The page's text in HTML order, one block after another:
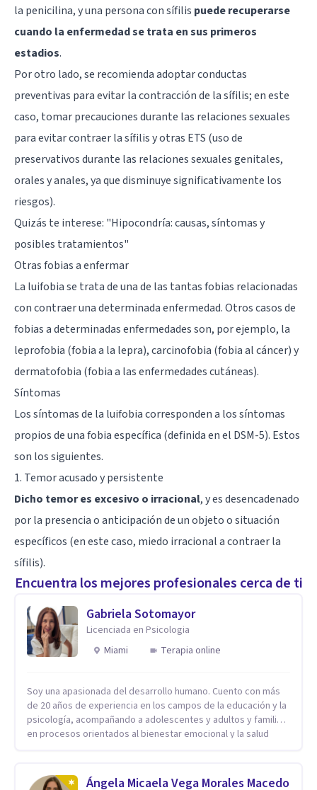
la penicilina, y una persona con sífilis puede recuperarse
cuando la enfermedad se trata en sus primeros
estadios.
Por otro lado, se recomienda adoptar conductas
preventivas para evitar la contracción de la sífilis; en este
caso, tomar precauciones durante las relaciones sexuales
para evitar contraer la sífilis y otras ETS (uso de
preservativos durante las relaciones sexuales genitales,
orales y anales, ya que disminuye significativamente los
riesgos).
Quizás te interese: "Hipocondría: causas, síntomas y
posibles tratamientos"
Otras fobias a enfermar
La luifobia se trata de una de las tantas fobias relacionadas
con contraer una determinada enfermedad. Otros casos de
fobias a determinadas enfermedades son, por ejemplo, la
leprofobia (fobia a la lepra), carcinofobia (fobia al cáncer) y
dermatofobia (fobia a las enfermedades cutáneas).
Síntomas
Los síntomas de la luifobia corresponden a los síntomas
propios de una fobia específica (definida en el DSM-5). Estos
son los siguientes.
1. Temor acusado y persistente
Dicho temor es excesivo o irracional, y es desencadenado
por la presencia o anticipación de un objeto o situación
específicos (en este caso, miedo irracional a contraer la
sífilis).
Encuentra los mejores profesionales cerca de ti
Gabriela Sotomayor
Licenciada en Psicologia
Miami
Terapia online
Soy una apasionada del desarrollo humano. Cuento con más
de 20 años de experiencia en los campos de la educación y la
psicología, acompañando a adolescentes y adultos y familias
en procesos orientados al bienestar emocional y la salud
sentido. Considero que esto es posible cuando
Ángela Micaela Vega Morales Macedo